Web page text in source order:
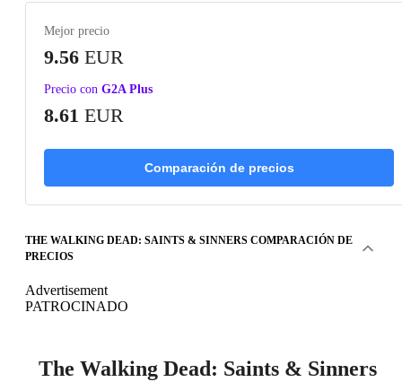
Mejor precio
9.56 EUR
Precio con G2A Plus
8.61 EUR
Comparación de precios
THE WALKING DEAD: SAINTS & SINNERS COMPARACIÓN DE
PRECIOS
Advertisement
PATROCINADO
The Walking Dead: Saints & Sinners